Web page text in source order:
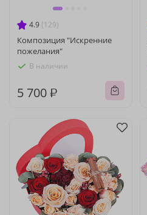
4.9 (129)
Композиция "Искренние
пожелания"
В наличии
5 700 ₽